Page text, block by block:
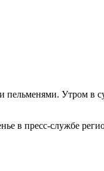
Утром в
в пресс-службе